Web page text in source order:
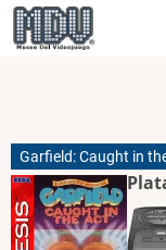
Pasar
al
Garfield: Caught in